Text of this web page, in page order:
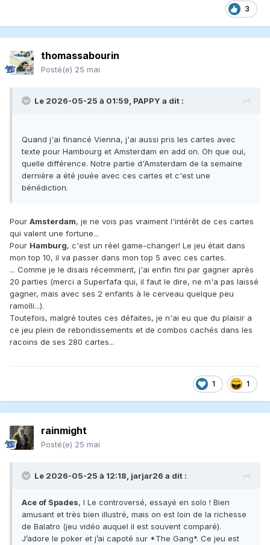
3
thomassabourin
Posté(e) 25 mai
Le 2026-05-25 à 01:59, PAPPY a dit :
Quand j'ai financé Vienna, j'ai aussi pris les cartes avec
texte pour Hambourg et Amsterdam en add on. Oh que oui,
quelle différence. Notre partie d'Amsterdam de la semaine
dernière a été jouée avec ces cartes et c'est une
bénédiction.
Pour Amsterdam, je ne vois pas vraiment l'intérêt de ces cartes
qui valent une fortune...
Pour Hamburg, c'est un réel game-changer! Le jeu était dans
mon top 10, il va passer dans mon top 5 avec ces cartes.
... Comme je le disais récemment, j'ai enfin fini par gagner après
20 parties (merci a Superfafa qui, il faut le dire, ne m'a pas laissé
gagner, mais avec ses 2 enfants à le cerveau quelque peu
ramolli...).
Toutefois, malgré toutes ces défaites, je n'ai eu que du plaisir a
ce jeu plein de rebondissements et de combos cachés dans les
racoins de ses 280 cartes...
1 1
rainmight
Posté(e) 25 mai
Le 2026-05-25 à 12:18, jarjar26 a dit :
Ace of Spades, l Le controversé, essayé en solo ! Bien
amusant et très bien illustré, mais on est loin de la richesse
de Balatro (jeu vidéo auquel il est souvent comparé).
J’adore le poker et j’ai capoté sur *The Gang*. Ce jeu est